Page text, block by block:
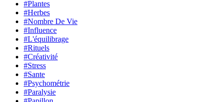
#Plantes
#Herbes
#Nombre De Vie
#Influence
#L'équilibrage
#Rituels
#Créativité
#Stress
#Sante
#Psychométrie
#Paralysie